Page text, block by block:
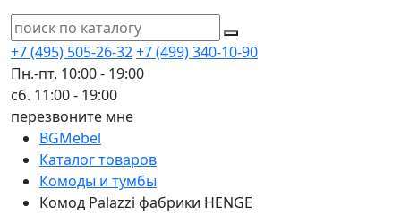
+7 (495) 505-26-32+7 (499) 340-10-90
Пн.-пт. 10:00 - 19:00
сб. 11:00 - 19:00
перезвоните мне
BGMebel
Каталог товаров
Комоды и тумбы
Комод Palazzi фабрики HENGE